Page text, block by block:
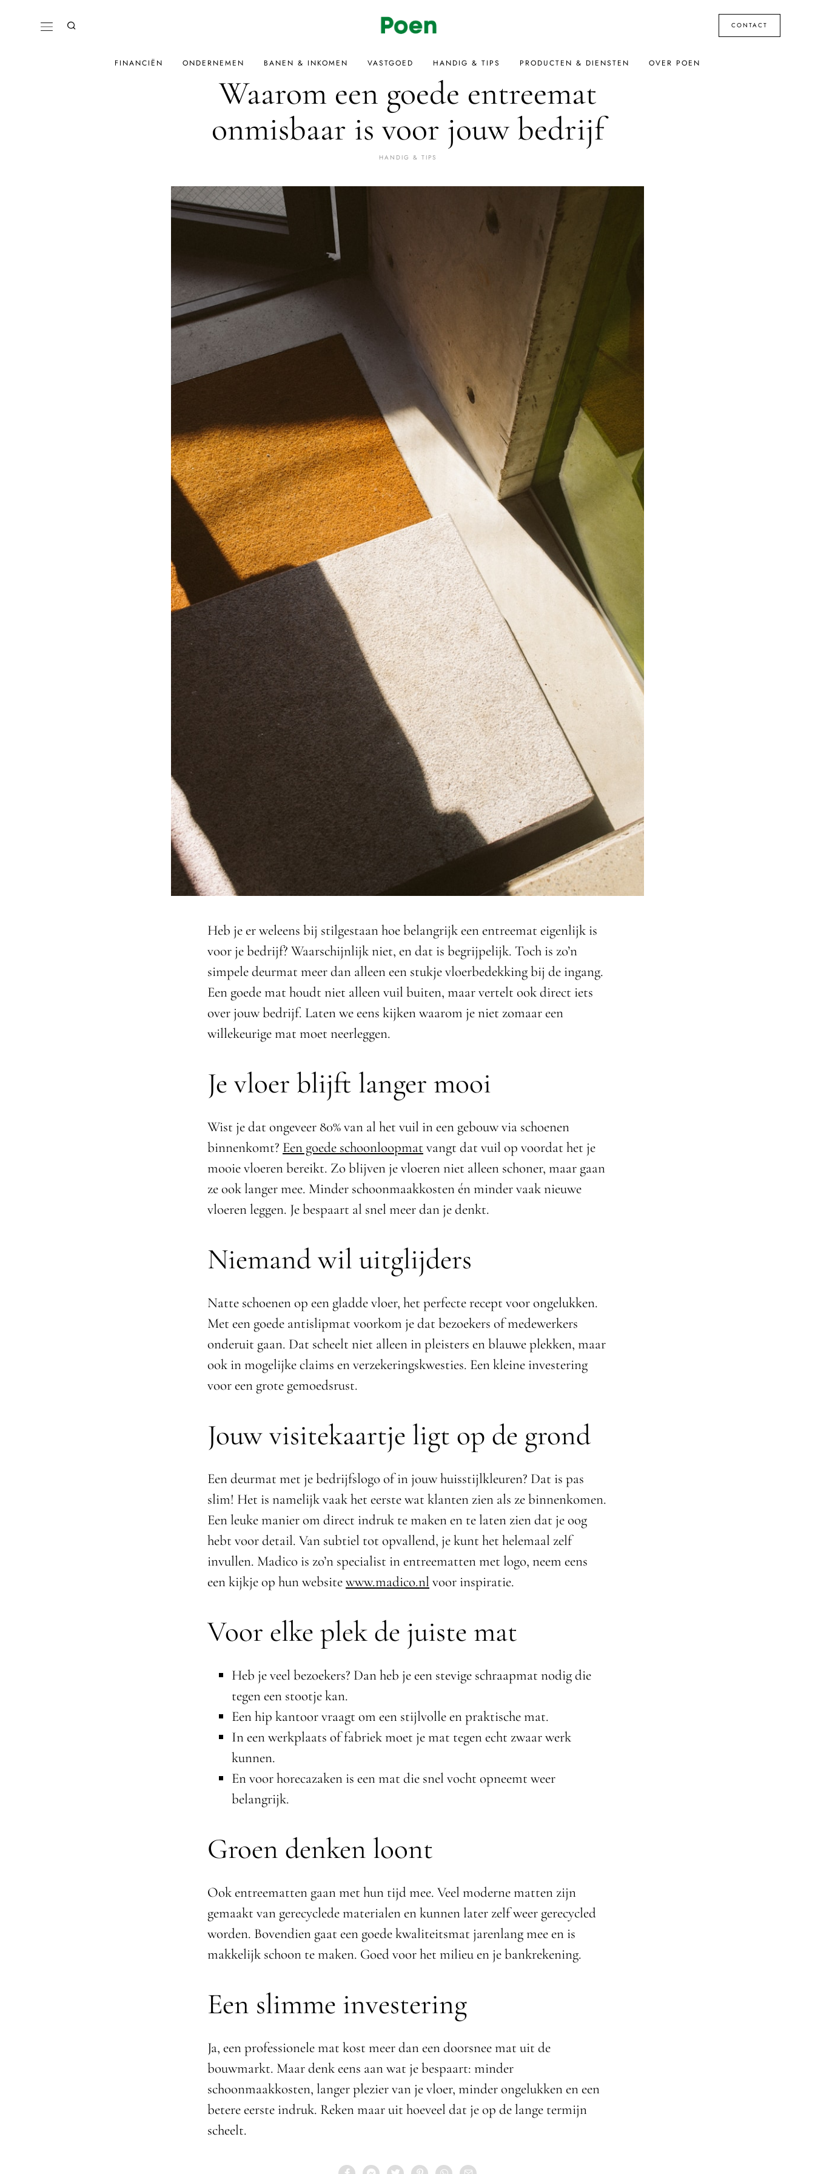
CONTACT
FINANCIËN ONDERNEMEN BANEN & INKOMEN VASTGOED HANDIG & TIPS PRODUCTEN & DIENSTEN OVER POEN
Waarom een goede entreemat
onmisbaar is voor jouw bedrijf
HANDIG & TIPS
Heb je er weleens bij stilgestaan hoe belangrijk een entreemat eigenlijk is
voor je bedrijf? Waarschijnlijk niet, en dat is begrijpelijk. Toch is zo’n
simpele deurmat meer dan alleen een stukje vloerbedekking bij de ingang.
Een goede mat houdt niet alleen vuil buiten, maar vertelt ook direct iets
over jouw bedrijf. Laten we eens kijken waarom je niet zomaar een
willekeurige mat moet neerleggen.
Je vloer blijft langer mooi
Wist je dat ongeveer 80% van al het vuil in een gebouw via schoenen
binnenkomt? Een goede schoonloopmat vangt dat vuil op voordat het je
mooie vloeren bereikt. Zo blijven je vloeren niet alleen schoner, maar gaan
ze ook langer mee. Minder schoonmaakkosten én minder vaak nieuwe
vloeren leggen. Je bespaart al snel meer dan je denkt.
Niemand wil uitglijders
Natte schoenen op een gladde vloer, het perfecte recept voor ongelukken.
Met een goede antislipmat voorkom je dat bezoekers of medewerkers
onderuit gaan. Dat scheelt niet alleen in pleisters en blauwe plekken, maar
ook in mogelijke claims en verzekeringskwesties. Een kleine investering
voor een grote gemoedsrust.
Jouw visitekaartje ligt op de grond
Een deurmat met je bedrijfslogo of in jouw huisstijlkleuren? Dat is pas
slim! Het is namelijk vaak het eerste wat klanten zien als ze binnenkomen.
Een leuke manier om direct indruk te maken en te laten zien dat je oog
hebt voor detail. Van subtiel tot opvallend, je kunt het helemaal zelf
invullen. Madico is zo’n specialist in entreematten met logo, neem eens
een kijkje op hun websitewww.madico.nl voor inspiratie.
Voor elke plek de juiste mat
Heb je veel bezoekers? Dan heb je een stevige schraapmat nodig die
tegen een stootje kan.
Een hip kantoor vraagt om een stijlvolle en praktische mat.
In een werkplaats of fabriek moet je mat tegen echt zwaar werk
kunnen.
En voor horecazaken is een mat die snel vocht opneemt weer
belangrijk.
Groen denken loont
Ook entreematten gaan met hun tijd mee. Veel moderne matten zijn
gemaakt van gerecyclede materialen en kunnen later zelf weer gerecycled
worden. Bovendien gaat een goede kwaliteitsmat jarenlang mee en is
makkelijk schoon te maken. Goed voor het milieu en je bankrekening.
Een slimme investering
Ja, een professionele mat kost meer dan een doorsnee mat uit de
bouwmarkt. Maar denk eens aan wat je bespaart: minder
schoonmaakkosten, langer plezier van je vloer, minder ongelukken en een
betere eerste indruk. Reken maar uit hoeveel dat je op de lange termijn
scheelt.